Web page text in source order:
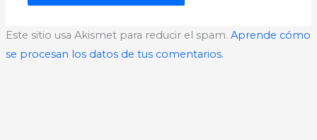
Este sitio usa Akismet para reducir el spam. Aprende cómo
se procesan los datos de tus comentarios.